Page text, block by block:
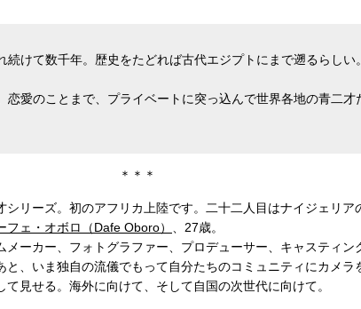
けて数千年。歴史をたどれば古代エジプトにまで遡るらしい。
恋愛のことまで、プライベートに突っ込んで世界各地の青二才
＊＊＊
シリーズ。初のアフリカ上陸です。二十二人目はナイジェリア
フェ・オボロ（Dafe Oboro）
、27歳。
ーカー、フォトグラファー、プロデューサー、キャスティン
、いま独自の流儀でもって自分たちのコミュニティにカメラ
て見せる。海外に向けて、そして自国の次世代に向けて。